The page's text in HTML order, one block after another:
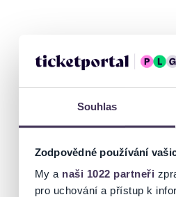
Souhlas
Zodpovědné používání
My a naši 1022 partneři
pro uchování a přístup k